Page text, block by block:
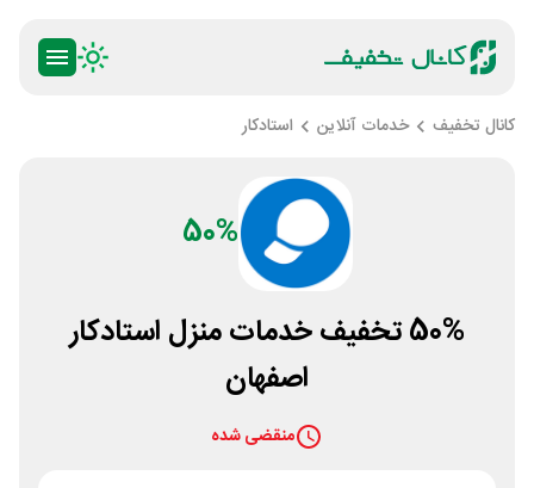
کانال تخفیف خدمات آنلاین استادکار
50%
50% تخفیف خدمات منزل استادکار
اصفهان
منقضی شده